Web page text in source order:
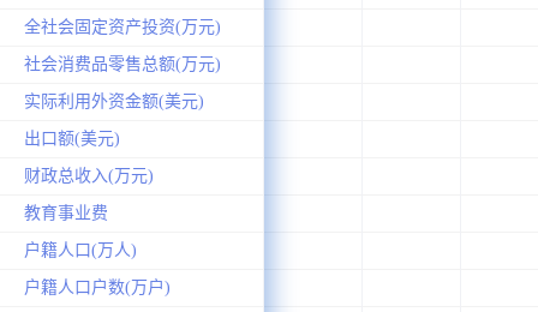
全社会固定资产投资(万元)
社会消费品零售总额(万元)
实际利用外资金额(美元)
出口额(美元)
财政总收入(万元)
教育事业费
户籍人口(万人)
户籍人口户数(万户)